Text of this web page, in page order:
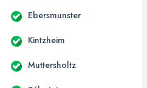
Ebersmunster
Kintzheim
Muttersholtz